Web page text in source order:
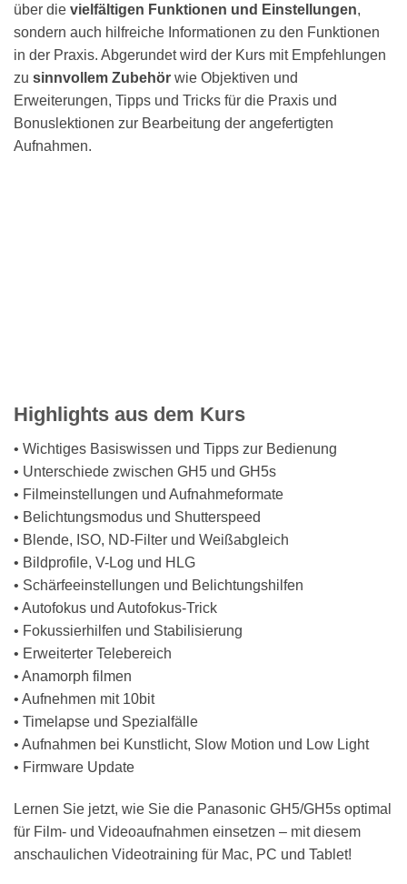
über die vielfältigen Funktionen und Einstellungen,
sondern auch hilfreiche Informationen zu den Funktionen
in der Praxis. Abgerundet wird der Kurs mit Empfehlungen
zu sinnvollem Zubehör wie Objektiven und
Erweiterungen, Tipps und Tricks für die Praxis und
Bonuslektionen zur Bearbeitung der angefertigten
Aufnahmen.
Highlights aus dem Kurs
• Wichtiges Basiswissen und Tipps zur Bedienung
• Unterschiede zwischen GH5 und GH5s
• Filmeinstellungen und Aufnahmeformate
• Belichtungsmodus und Shutterspeed
• Blende, ISO, ND-Filter und Weißabgleich
• Bildprofile, V-Log und HLG
• Schärfeeinstellungen und Belichtungshilfen
• Autofokus und Autofokus-Trick
• Fokussierhilfen und Stabilisierung
• Erweiterter Telebereich
• Anamorph filmen
• Aufnehmen mit 10bit
• Timelapse und Spezialfälle
• Aufnahmen bei Kunstlicht, Slow Motion und Low Light
• Firmware Update
Lernen Sie jetzt, wie Sie die Panasonic GH5/GH5s optimal
für Film- und Videoaufnahmen einsetzen – mit diesem
anschaulichen Videotraining für Mac, PC und Tablet!